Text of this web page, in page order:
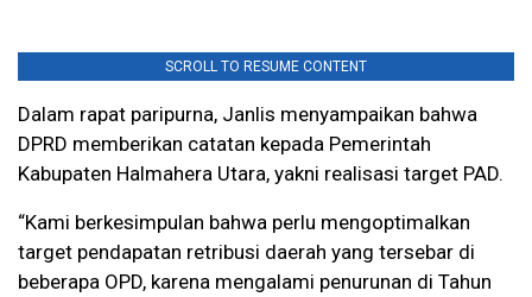
SCROLL TO RESUME CONTENT
Dalam rapat paripurna, Janlis menyampaikan bahwa
DPRD memberikan catatan kepada Pemerintah
Kabupaten Halmahera Utara, yakni realisasi target PAD.
“Kami berkesimpulan bahwa perlu mengoptimalkan
target pendapatan retribusi daerah yang tersebar di
beberapa OPD, karena mengalami penurunan di Tahun